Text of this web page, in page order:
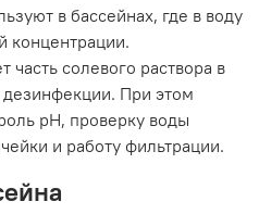
в бассейнах, где в воду
концентрации.
часть солевого раствора в
При этом
pH, проверку воды
и работу фильтрации.